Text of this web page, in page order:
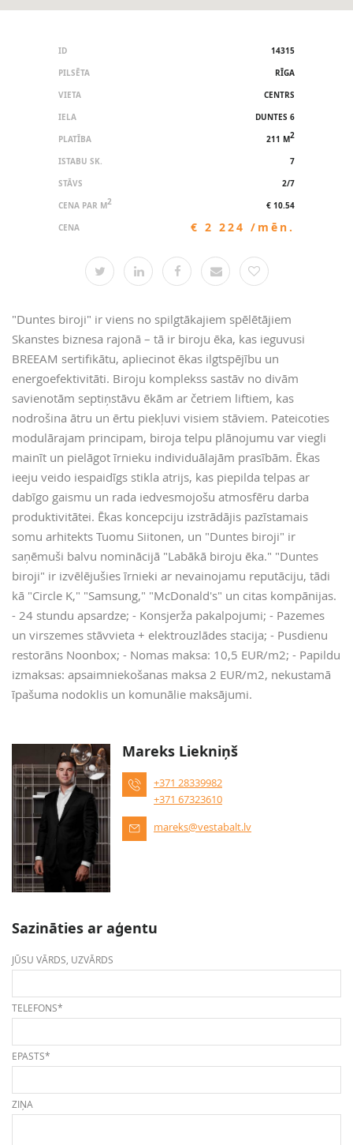
ID
14315
PILSĒTA
RĪGA
VIETA
CENTRS
IELA
DUNTES 6
PLATĪBA
211 M2
ISTABU SK.
7
STĀVS
2/7
CENA PAR M2
€ 10.54
CENA
€ 2 224 /mēn.
"Duntes biroji" ir viens no spilgtākajiem spēlētājiem
Skanstes biznesa rajonā – tā ir biroju ēka, kas ieguvusi
BREEAM sertifikātu, apliecinot ēkas ilgtspējību un
energoefektivitāti. Biroju komplekss sastāv no divām
savienotām septiņstāvu ēkām ar četriem liftiem, kas
nodrošina ātru un ērtu piekļuvi visiem stāviem. Pateicoties
modulārajam principam, biroja telpu plānojumu var viegli
mainīt un pielāgot īrnieku individuālajām prasībām. Ēkas
ieeju veido iespaidīgs stikla atrijs, kas piepilda telpas ar
dabīgo gaismu un rada iedvesmojošu atmosfēru darba
produktivitātei. Ēkas koncepciju izstrādājis pazīstamais
somu arhitekts Tuomu Siitonen, un "Duntes biroji" ir
saņēmuši balvu nominācijā "Labākā biroju ēka." "Duntes
biroji" ir izvēlējušies īrnieki ar nevainojamu reputāciju, tādi
kā "Circle K," "Samsung," "McDonald's" un citas kompānijas.
- 24 stundu apsardze; - Konsjerža pakalpojumi; - Pazemes
un virszemes stāvvieta + elektrouzlādes stacija; - Pusdienu
restorāns Noonbox; - Nomas maksa: 10,5 EUR/m2; - Papildu
izmaksas: apsaimniekošanas maksa 2 EUR/m2, nekustamā
īpašuma nodoklis un komunālie maksājumi.
Mareks Liekniņš
+371 28339982
+371 67323610
mareks@vestabalt.lv
Sazināties ar aģentu
JŪSU VĀRDS, UZVĀRDS
TELEFONS*
EPASTS*
ZIŅA